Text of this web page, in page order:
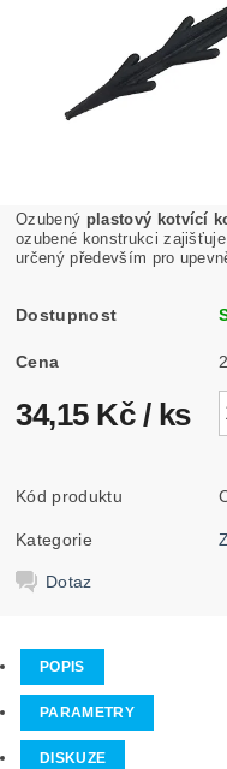
Ozubený plastový kotvící
ozubené konstrukci zajišťuje
určený především pro
Dostupnost
Cena
34,15 Kč / ks
Kód produktu
Kategorie
Dotaz
POPIS
PARAMETRY
DISKUZE